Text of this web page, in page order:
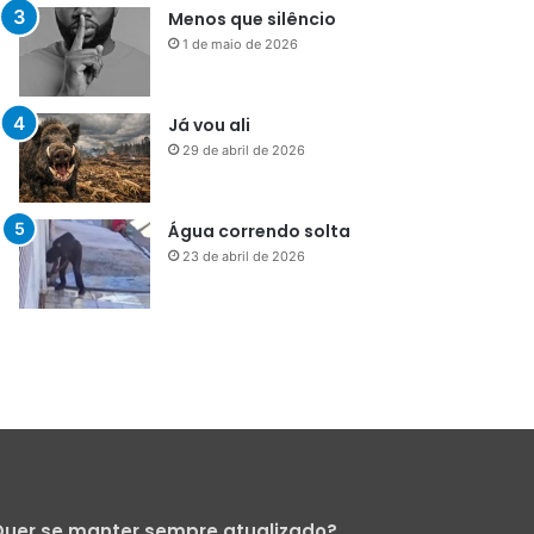
29 de abril de 2026
23 de abril de 2026